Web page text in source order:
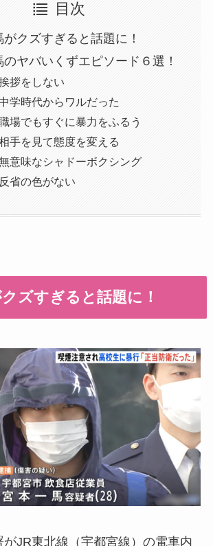
目次
クズすぎると話題に！
ヤバいくずエピソード６選！
拶をしない
学時代からワルだった
場でもすぐに暴力をふるう
手を見て態度を変える
意味なシャドーボクシング
省の色がない
ズすぎると話題に！
JR東北線（宇都宮線）の電車内